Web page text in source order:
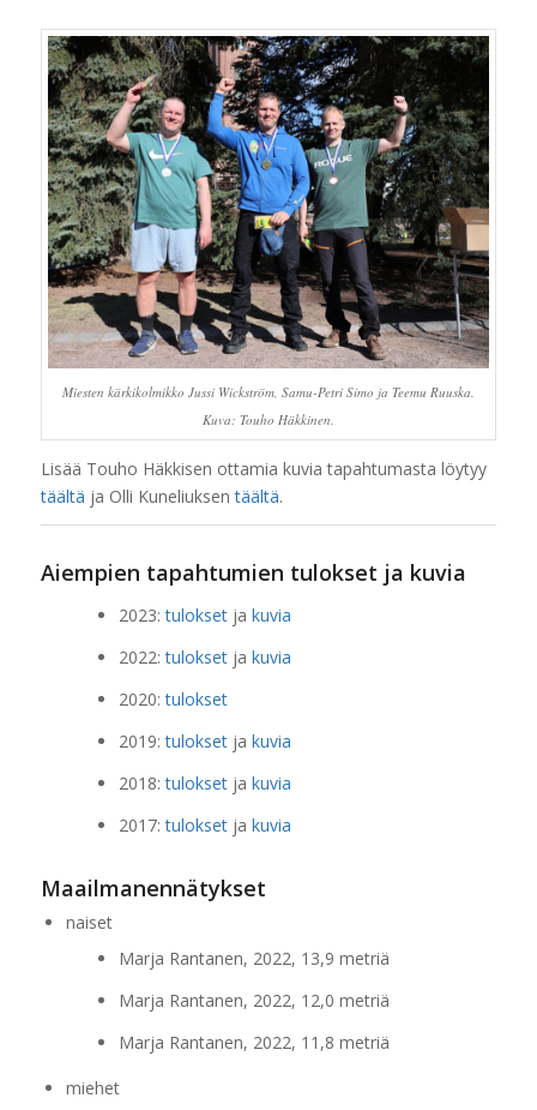
Miesten kärkikolmikko Jussi Wickström, Samu-Petri Simo ja Teemu Ruuska.
Kuva: Touho Häkkinen.
Lisää Touho Häkkisen ottamia kuvia tapahtumasta löytyy
täältä ja Olli Kuneliuksentäältä.
Aiempien tapahtumien tulokset ja kuvia
2023:tuloksetja kuvia
2022:tuloksetja kuvia
2020:tulokset
2019:tuloksetja kuvia
2018:tuloksetja kuvia
2017:tuloksetja kuvia
Maailmanennätykset
naiset
Marja Rantanen, 2022, 13,9 metriä
Marja Rantanen, 2022, 12,0 metriä
Marja Rantanen, 2022, 11,8 metriä
miehet